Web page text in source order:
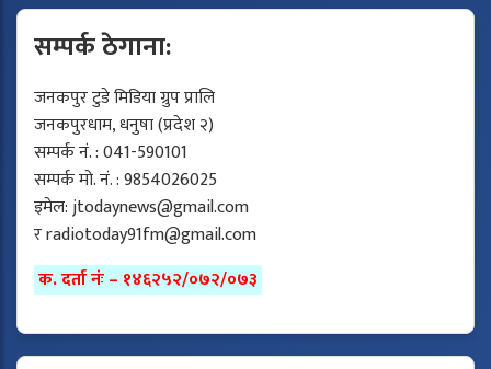
सम्पर्क ठेगाना:
जनकपुर टुडे मिडिया ग्रुप प्रालि
जनकपुरधाम, धनुषा (प्रदेश २)
सम्पर्क नं. : 041-590101
सम्पर्क मो. नं. : 9854026025
इमेल:jtodaynews@gmail.com
रradiotoday91fm@gmail.com
क. दर्ता नंः – १४६२५२/०७२/०७३